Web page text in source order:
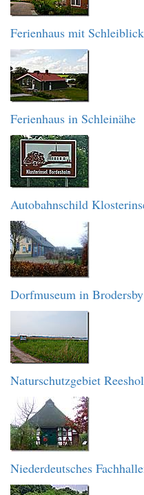
Ferienhaus mit Schleiblick
Ferienhaus in Schleinähe
Autobahnschild
Dorfmuseum in Brodersby
Naturschutzgebiet
Niederdeutsches